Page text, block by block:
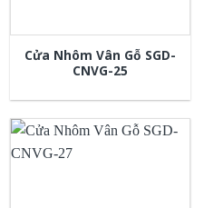
Cửa Nhôm Vân Gỗ SGD-
CNVG-25